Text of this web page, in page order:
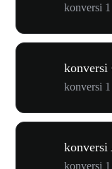
konversi
konversi
konversi